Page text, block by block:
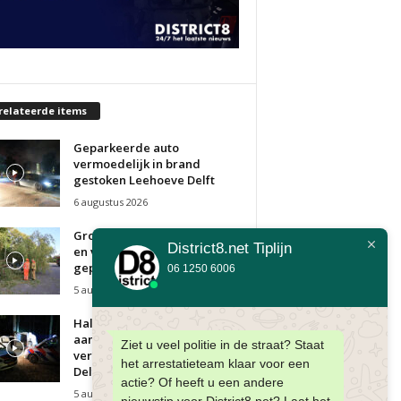
items
Geparkeerde auto
vermoedelijk in brand
gestoken Leehoeve Delft
6 augustus 2026
Grote tak van wilg breekt af
en valt op vier
geparkeerde...
5 augustus 2026
Half miljoen sigaretten
aangetroffen in bestelbusjes;
verdachten vluchten weg
Delftse Hout...
5 augustus 2026
District8.net Tiplijn
06 1250 6006
Ziet u veel politie in de straat? Staat
het arrestatieteam klaar voor een
actie? Of heeft u een andere